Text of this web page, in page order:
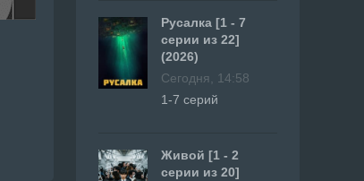
Русалка [1 - 7
серии из 22]
(2026)
Сегодня, 14:58
1-7 серий
Живой [1 - 2
серии из 20]